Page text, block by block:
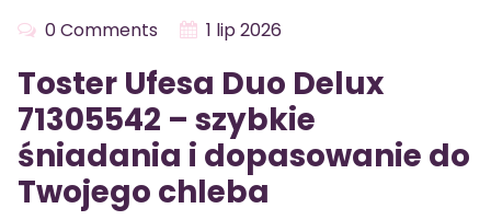
0 Comments 1 lip 2026
Toster Ufesa Duo Delux
71305542 – szybkie
śniadania i dopasowanie do
Twojego chleba